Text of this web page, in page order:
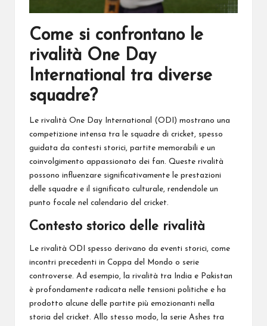
Come si confrontano le
rivalità One Day
International tra diverse
squadre?
Le rivalità One Day International (ODI) mostrano una
competizione intensa tra le squadre di cricket, spesso
guidata da contesti storici, partite memorabili e un
coinvolgimento appassionato dei fan. Queste rivalità
possono influenzare significativamente le prestazioni
delle squadre e il significato culturale, rendendole un
punto focale nel calendario del cricket.
Contesto storico delle rivalità
Le rivalità ODI spesso derivano da eventi storici, come
incontri precedenti in Coppa del Mondo o serie
controverse. Ad esempio, la rivalità tra India e Pakistan
è profondamente radicata nelle tensioni politiche e ha
prodotto alcune delle partite più emozionanti nella
storia del cricket. Allo stesso modo, la serie Ashes tra